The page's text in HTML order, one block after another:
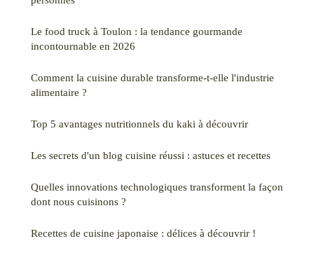
Le food truck à Toulon : la tendance gourmande
incontournable en 2026
Comment la cuisine durable transforme-t-elle l'industrie
alimentaire ?
Top 5 avantages nutritionnels du kaki à découvrir
Les secrets d'un blog cuisine réussi : astuces et recettes
Quelles innovations technologiques transforment la façon
dont nous cuisinons ?
Recettes de cuisine japonaise : délices à découvrir !